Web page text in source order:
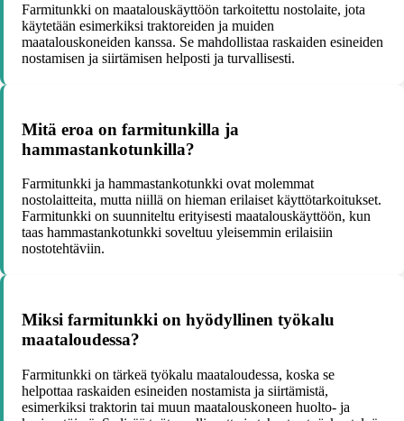
Farmitunkki on maatalouskäyttöön tarkoitettu nostolaite, jota
käytetään esimerkiksi traktoreiden ja muiden
maatalouskoneiden kanssa. Se mahdollistaa raskaiden esineiden
nostamisen ja siirtämisen helposti ja turvallisesti.
Mitä eroa on farmitunkilla ja
hammastankotunkilla?
Farmitunkki ja hammastankotunkki ovat molemmat
nostolaitteita, mutta niillä on hieman erilaiset käyttötarkoitukset.
Farmitunkki on suunniteltu erityisesti maatalouskäyttöön, kun
taas hammastankotunkki soveltuu yleisemmin erilaisiin
nostotehtäviin.
Miksi farmitunkki on hyödyllinen työkalu
maataloudessa?
Farmitunkki on tärkeä työkalu maataloudessa, koska se
helpottaa raskaiden esineiden nostamista ja siirtämistä,
esimerkiksi traktorin tai muun maatalouskoneen huolto- ja